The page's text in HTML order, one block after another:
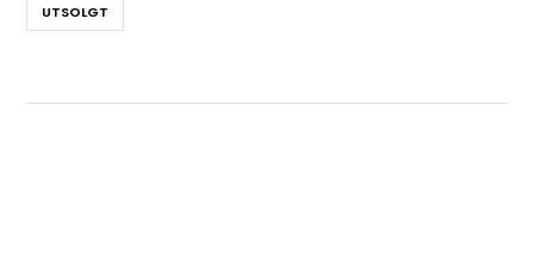
UTSOLGT